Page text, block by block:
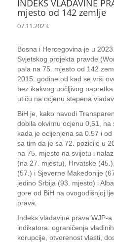
INDEKS VLADAVINE
mjesto od 142 zemlje
07.11.2023.
Bosna i Hercegovina je u
Svjetskog projekta pravde
pala na 75. mjesto od 142
2015. godine od kad se vrši
bez ikakvog uočljivog
utiču na ocjenu stepena
BiH je, kako navodi
dobila okvirnu ocjenu 0,51, na
kada je ocijenjena sa 0.57 i
sa tim da je sa 72. pozicije u
na 75. mjesto na svijetu i
(na 27. mjestu), Hrvatske
(57.) i Sjeverne Makedonije
jedino Srbija (93. mjesto) i
gore od BiH na ovogodišnjoj
prava.
Indeks vladavine prava WJP-
indikatora: ograničenja
korupcije, otvorenost vlasti,